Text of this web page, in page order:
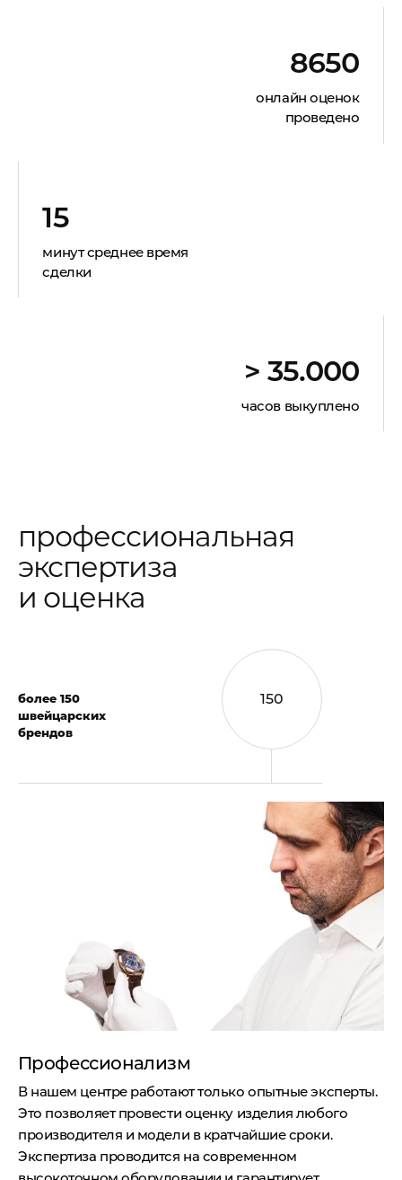
8650
онлайн оценок
проведено
15
минут среднее время
сделки
> 35.000
часов выкуплено
профессиональная
экспертиза
и оценка
более 150
швейцарских
брендов
150
Профессионализм
В нашем центре работают только опытные эксперты.
Это позволяет провести оценку изделия любого
производителя и модели в кратчайшие сроки.
Экспертиза проводится на современном